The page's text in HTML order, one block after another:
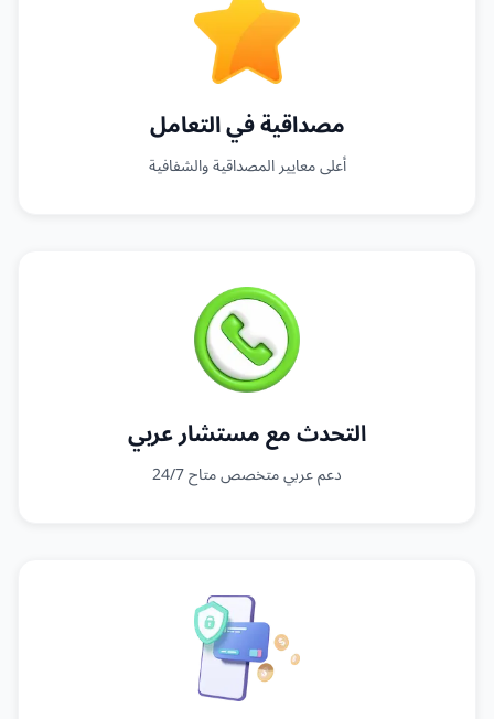
مصداقية في التعامل
أعلى معايير المصداقية والشفافية
التحدث مع مستشار عربي
دعم عربي متخصص متاح 24/7